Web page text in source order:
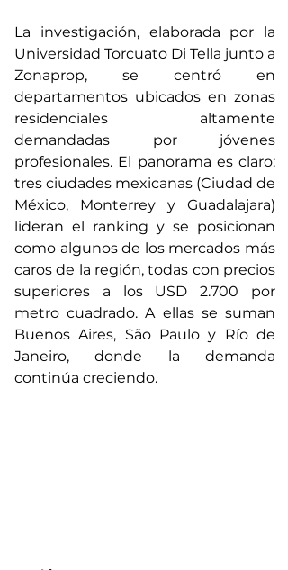
La investigación, elaborada por la
Universidad Torcuato Di Tella junto a
Zonaprop, se centró en
departamentos ubicados en zonas
residenciales altamente
demandadas por jóvenes
profesionales. El panorama es claro:
tres ciudades mexicanas (Ciudad de
México, Monterrey y Guadalajara)
lideran el ranking y se posicionan
como algunos de los mercados más
caros de la región, todas con precios
superiores a los USD 2.700 por
metro cuadrado. A ellas se suman
Buenos Aires, São Paulo y Río de
Janeiro, donde la demanda
continúa creciendo.